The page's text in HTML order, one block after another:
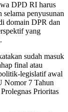
DPD RI harus
penyusunan
domain DPR dan
yang
sudah masuk
final atau
legislatif awal
Nomor 7 Tahun
Prioritas